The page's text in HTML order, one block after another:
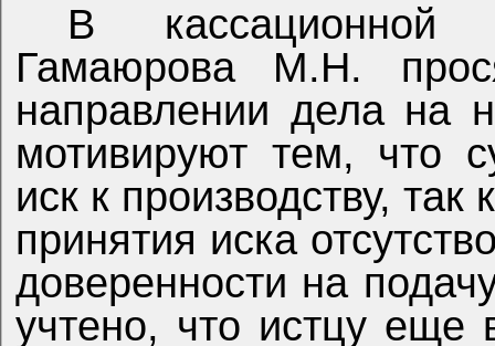
В
Гамаюрова М.Н.
направлении дела на
мотивируют тем, что
иск к производству, так
принятия иска
доверенности на
учтено, что истцу еще